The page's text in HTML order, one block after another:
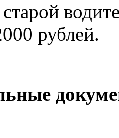
рублей.